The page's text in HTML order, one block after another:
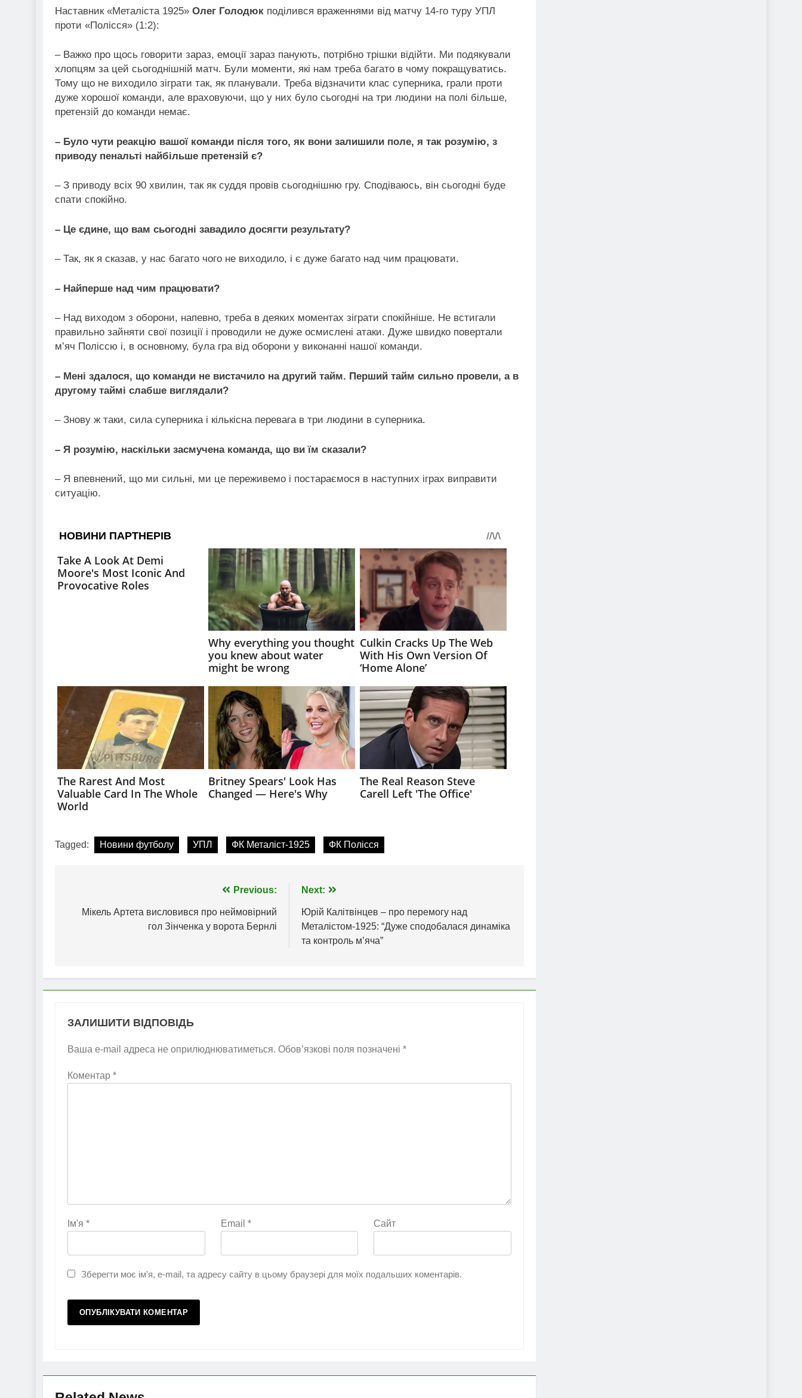
Наставник «Металіста 1925» Олег Голодюк поділився враженнями від матчу 14-го туру УПЛ
проти «Полісся» (1:2):
– Важко про щось говорити зараз, емоції зараз панують, потрібно трішки відійти. Ми подякували
хлопцям за цей сьогоднішній матч. Були моменти, які нам треба багато в чому покращуватись.
Тому що не виходило зіграти так, як планували. Треба відзначити клас суперника, грали проти
дуже хорошої команди, але враховуючи, що у них було сьогодні на три людини на полі більше,
претензій до команди немає.
– Було чути реакцію вашої команди після того, як вони залишили поле, я так розумію, з
приводу пенальті найбільше претензій є?
– З приводу всіх 90 хвилин, так як суддя провів сьогоднішню гру. Сподіваюсь, він сьогодні буде
спати спокійно.
– Це єдине, що вам сьогодні завадило досягти результату?
– Так, як я сказав, у нас багато чого не виходило, і є дуже багато над чим працювати.
– Найперше над чим працювати?
– Над виходом з оборони, напевно, треба в деяких моментах зіграти спокійніше. Не встигали
правильно зайняти свої позиції і проводили не дуже осмислені атаки. Дуже швидко повертали
м’яч Поліссю і, в основному, була гра від оборони у виконанні нашої команди.
– Мені здалося, що команди не вистачило на другий тайм. Перший тайм сильно провели, а в
другому таймі слабше виглядали?
– Знову ж таки, сила суперника і кількісна перевага в три людини в суперника.
– Я розумію, наскільки засмучена команда, що ви їм сказали?
– Я впевнений, що ми сильні, ми це переживемо і постараємося в наступних іграх виправити
ситуацію.
Tagged: Новини футболу УПЛ ФК Металіст-1925 ФК Полісся
записів
Previous:
Мікель Артета висловився про неймовірний
гол Зінченка у ворота Бернлі
Next:
Юрій Калітвінцев – про перемогу над
Металістом-1925: “Дуже сподобалася динаміка
та контроль м’яча”
ЗАЛИШИТИ ВІДПОВІДЬ
Ваша e-mail адреса не оприлюднюватиметься. Обов’язкові поля позначені *
Коментар *
Ім'я * Email * Сайт
Зберегти моє ім'я, e-mail, та адресу сайту в цьому браузері для моїх подальших коментарів.